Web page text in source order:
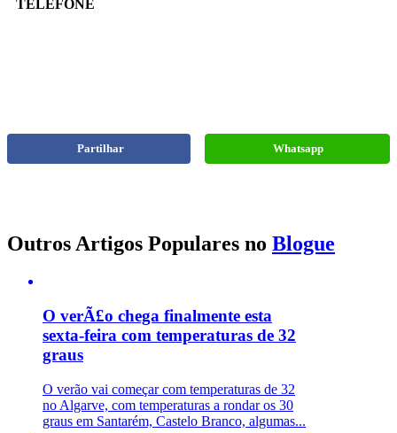
TELEFONE
Whatsapp
Partilhar
Outros Artigos Populares no Blogue
O verÃ£o chega finalmente esta
sexta-feira com temperaturas de 32
graus
O verão vai começar com temperaturas de 32
no Algarve, com temperaturas a rondar os 30
graus em Santarém, Castelo Branco, algumas...